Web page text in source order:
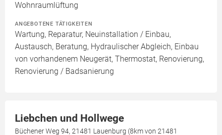
Wohnraumlüftung
ANGEBOTENE TÄTIGKEITEN
Wartung, Reparatur, Neuinstallation / Einbau,
Austausch, Beratung, Hydraulischer Abgleich, Einbau
von vorhandenem Neugerät, Thermostat, Renovierung,
Renovierung / Badsanierung
Liebchen und Hollwege
Büchener Weg 94, 21481 Lauenburg (8km von 21481